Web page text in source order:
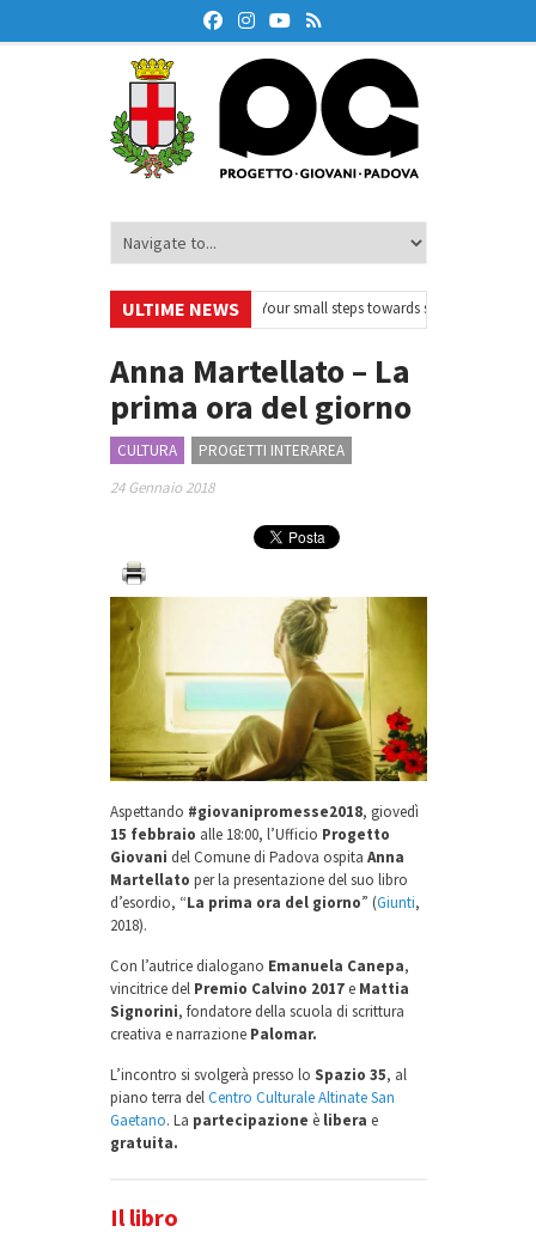
ULTIME NEWS
– Ciclo di webinar •
Your small steps towards sustainability –
• Oxford Debate Lab – Borse di studio 2026/27
Anna Martellato – La
prima ora del giorno
CULTURA
PROGETTI INTERAREA
24 Gennaio 2018
Aspettando #giovanipromesse2018, giovedì
15 febbraio alle 18:00, l’Ufficio Progetto
Giovani del Comune di Padova ospita Anna
Martellato per la presentazione del suo libro
d’esordio, “La prima ora del giorno” (Giunti,
2018).
Con l’autrice dialogano Emanuela Canepa,
vincitrice del Premio Calvino 2017e Mattia
Signorini, fondatore della scuola di scrittura
creativa e narrazione Palomar.
L’incontro si svolgerà presso lo Spazio 35, al
piano terra delCentro Culturale Altinate San
Gaetano. La partecipazione è libera e
gratuita.
Il libro